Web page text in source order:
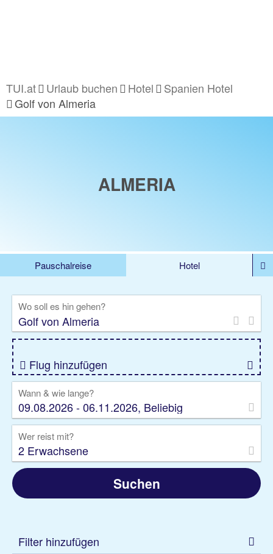
TUI.at Urlaub buchen Hotel
Spanien Hotel
Golf von Almeria
ALMERIA
Pauschalreise
Hotel
Rundreise
Kreuzfahrt
Gruppenreise
Camper Privattransfer
Wo soll es hin gehen?
Flug hinzufügen
Wann & wie lange?
09.08.2026 - 06.11.2026, Beliebig
Wer reist mit?
2 Erwachsene
Suchen
Filter hinzufügen